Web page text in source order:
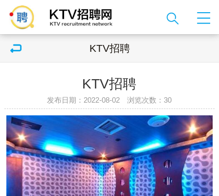
KTV招聘
KTV招聘
发布日期：2022-08-02 浏览次数：30